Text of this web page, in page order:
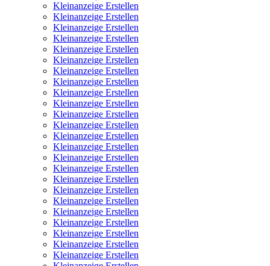
Kleinanzeige Erstellen
Kleinanzeige Erstellen
Kleinanzeige Erstellen
Kleinanzeige Erstellen
Kleinanzeige Erstellen
Kleinanzeige Erstellen
Kleinanzeige Erstellen
Kleinanzeige Erstellen
Kleinanzeige Erstellen
Kleinanzeige Erstellen
Kleinanzeige Erstellen
Kleinanzeige Erstellen
Kleinanzeige Erstellen
Kleinanzeige Erstellen
Kleinanzeige Erstellen
Kleinanzeige Erstellen
Kleinanzeige Erstellen
Kleinanzeige Erstellen
Kleinanzeige Erstellen
Kleinanzeige Erstellen
Kleinanzeige Erstellen
Kleinanzeige Erstellen
Kleinanzeige Erstellen
Kleinanzeige Erstellen